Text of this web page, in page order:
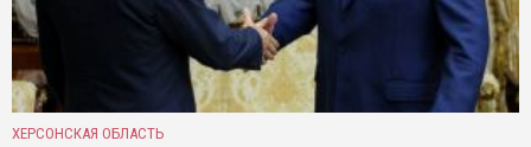
ХЕРСОНСКАЯ ОБЛАСТЬ